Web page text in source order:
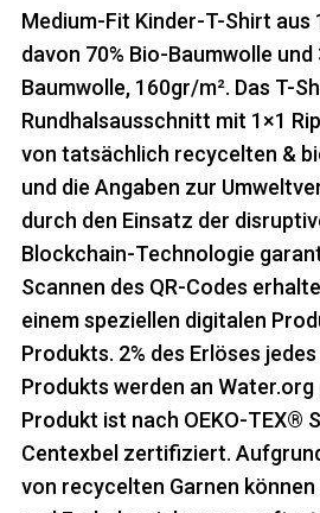
Medium-Fit Kinder-T-Shirt aus
davon 70% Bio-Baumwolle
Baumwolle, 160gr/m². Das T-
Rundhalsausschnitt mit 1×1
von tatsächlich recycelten &
und die Angaben zur
durch den Einsatz der
Blockchain-Technologie
Scannen des QR-Codes
einem speziellen digitalen
Produkts. 2% des Erlöses
Produkts werden an Water.org
Produkt ist nach OEKO-TEX®
Centexbel zertifiziert.
von recycelten Garnen